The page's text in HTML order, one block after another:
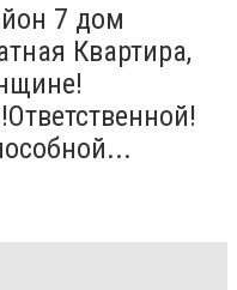
7 дом
Квартира,